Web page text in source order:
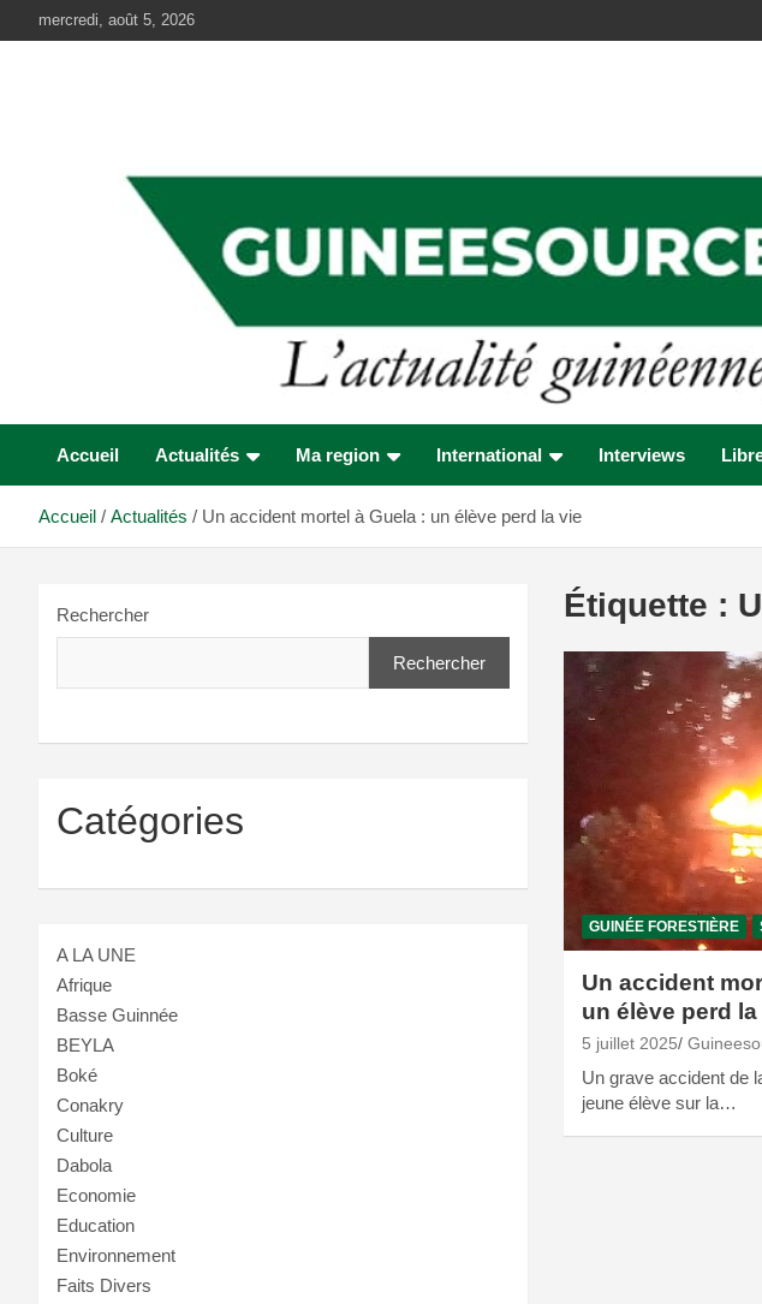
au
mercredi, août 5, 2026
Accueil Actualités Ma region International Interviews
Accueil Actualités Un accident mortel à Guela : un élève perd la vie
Étiquette :
GUINÉE FORESTIÈRE
Un accident
un élève perd
5 juillet 2025
Un grave accident de
jeune élève sur la…
Rechercher
Rechercher
Catégories
A LA UNE
Afrique
Basse Guinnée
BEYLA
Boké
Conakry
Culture
Dabola
Economie
Education
Environnement
Faits Divers